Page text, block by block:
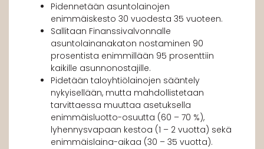
Pidennetään asuntolainojen
enimmäiskesto 30 vuodesta 35 vuoteen.
Sallitaan Finanssivalvonnalle
asuntolainanakaton nostaminen 90
prosentista enimmillään 95 prosenttiin
kaikille asunnonostajille.
Pidetään taloyhtiölainojen sääntely
nykyisellään, mutta mahdollistetaan
tarvittaessa muuttaa asetuksella
enimmäisluotto-osuutta (60 – 70 %),
lyhennysvapaan kestoa (1 – 2 vuotta) sekä
enimmäislaina-aikaa (30 – 35 vuotta).